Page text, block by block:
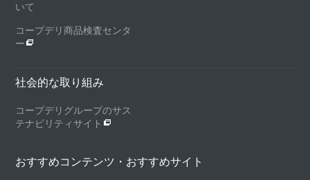
いて
コープデリ商品検査センタ
ー
社会的な取り組み
コープデリグループのサス
テナビリティサイト
おすすめコンテンツ・おすすめサイト